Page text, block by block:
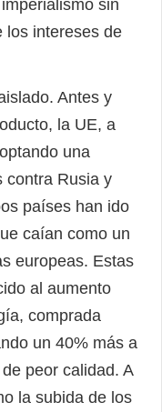
sin
los intereses de
Antes y
la UE, a
una
contra Rusia y
países han ido
caían como un
europeas. Estas
al aumento
comprada
un 40% más a
peor calidad. A
la subida de los